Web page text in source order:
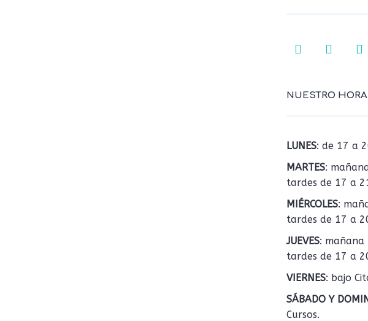
NUESTRO
LUNES: de 17 a
MARTES:
tardes de 17 a
MIÉRCOLES:
tardes de 17 a
JUEVES: mañana
tardes de 17 a
VIERNES: bajo
SÁBADO Y
Cursos.